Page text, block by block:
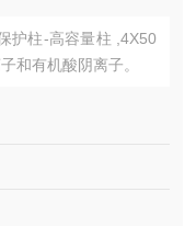
护柱-高容量柱 ,4X50
和有机酸阴离子。